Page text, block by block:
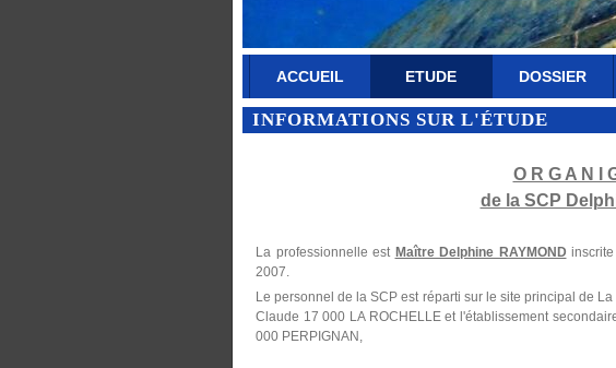
ACCUEIL ETUDE DOSSIER
INFORMATIONS SUR L'ÉTUDE
O R G A N I
de la SCP
La professionnelle est Maître Delphine RAYMOND
2007.
Le personnel de la SCP est réparti sur le site principal de
Claude 17 000 LA ROCHELLE et l'établissement
000 PERPIGNAN,